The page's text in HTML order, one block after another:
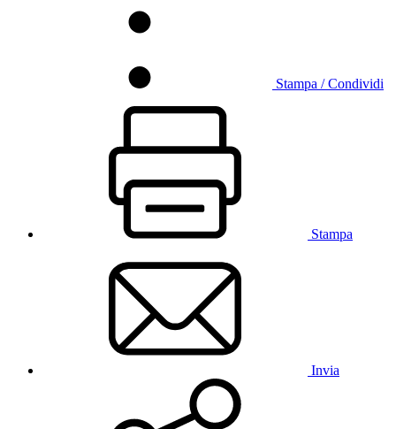
Stampa / Condividi
Stampa
Invia